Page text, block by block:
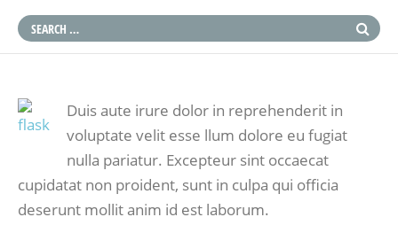
Duis aute irure dolor in reprehenderit in
voluptate velit esse llum dolore eu fugiat
nulla pariatur. Excepteur sint occaecat
cupidatat non proident, sunt in culpa qui officia
deserunt mollit anim id est laborum.